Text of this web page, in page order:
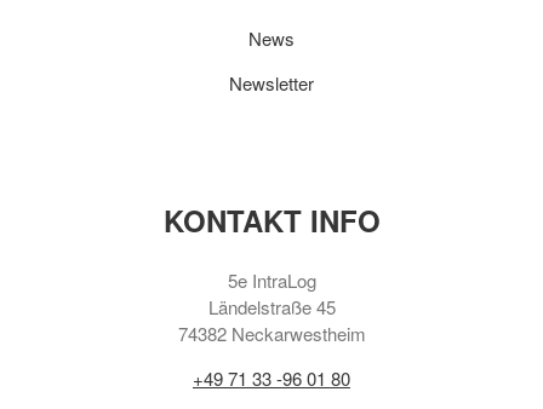
News
Newsletter
KONTAKT INFO
5e IntraLog
Ländelstraße 45
74382 Neckarwestheim
+49 71 33 -96 01 80